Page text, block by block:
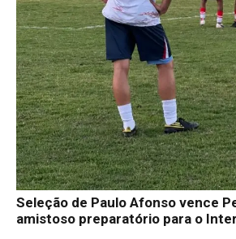
Seleção de Paulo Afonso vence
amistoso preparatório para o